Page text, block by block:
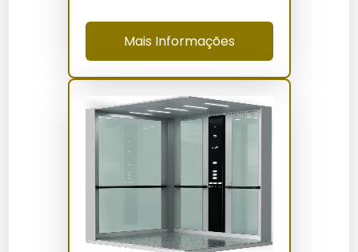
Onde Comprar
Peças para elevadores residenciais podem ser
adquiridas em lojas especializadas em Iguatu e online.
Elevadores Servtecoferece uma ampla gama de
componentes com garantia e suporte técnico.
Manutenção e Cuidados
Para prolongar a vida útil das peças, é importante
adequados. Lubrificações periódicas e ajustes
técnicos devem ser feitos por profissionais
Mais Informações